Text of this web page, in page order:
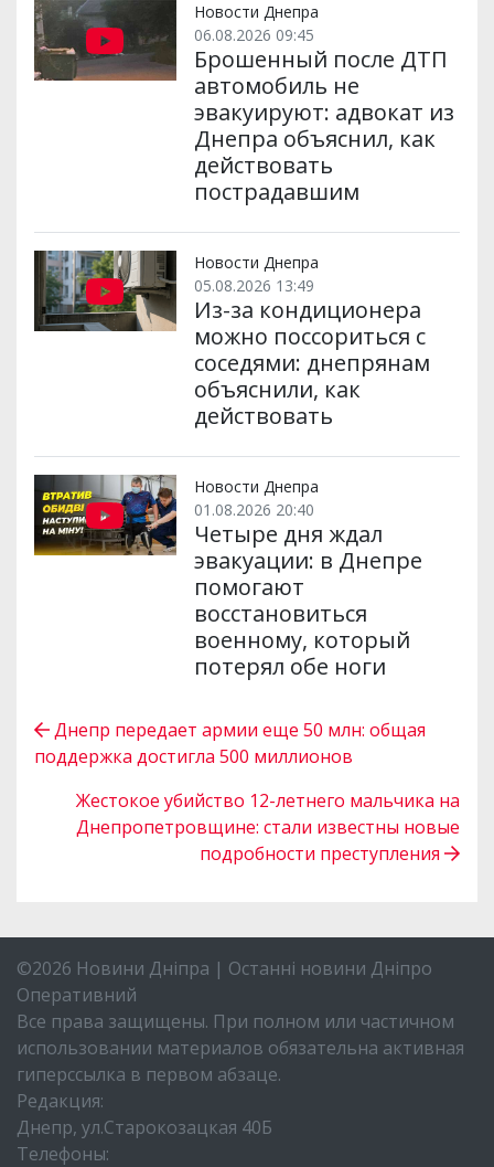
Новости Днепра
06.08.2026 09:45
Брошенный после ДТП
автомобиль не
эвакуируют: адвокат из
Днепра объяснил, как
действовать
пострадавшим
Новости Днепра
05.08.2026 13:49
Из-за кондиционера
можно поссориться с
соседями: днепрянам
объяснили, как
действовать
Новости Днепра
01.08.2026 20:40
Четыре дня ждал
эвакуации: в Днепре
помогают
восстановиться
военному, который
потерял обе ноги
Днепр передает армии еще 50 млн: общая
поддержка достигла 500 миллионов
Жестокое убийство 12-летнего мальчика на
Днепропетровщине: стали известны новые
подробности преступления
©2026 Новини Дніпра | Останні новини Дніпро
Оперативний
Все права защищены. При полном или частичном
использовании материалов обязательна активная
гиперссылка в первом абзаце.
Редакция:
Днепр, ул.Старокозацкая 40Б
Телефоны: